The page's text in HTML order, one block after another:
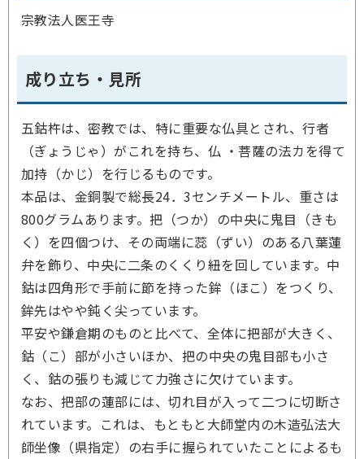
宗教法人医王寺
成り立ち・見所
五鈷杵は、密教では、特に重要な仏具とされ、行者
（ぎょうじゃ）がこれを持ち、仏 ・菩薩の法カを得て
加持（かじ）を行じるものです。
本品は、金銅製で総長24．3センチメートル、重さは
800グラムあります。把（つか）の中央に鬼目（きも
く）を四個つけ、その両端に蕊（ずい）のある八葉蓮
弁を飾り、中央に二条のくくり紐を回しています。中
鈷は四角形で手前に節を持った鉾（ほこ）をつくり、
鉾先はやや鈍く尖っています。
平安や鎌倉期のものと比べて、全体に把部が大きく、
鈷（こ）部が小さいほか、把の中央の鬼目部も小さ
く、鈷の張りも減じて力強さに欠けています。
なお、把部の蓮部には、切れ目が入って二つに切断さ
れています。これは、もともと大師堂内の木造弘法大
師坐像（県指定）の右手に握られていたことによるも